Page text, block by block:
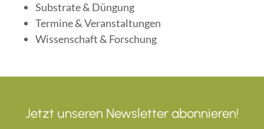
Substrate & Düngung
Termine & Veranstaltungen
Wissenschaft & Forschung
Jetzt unseren Newsletter abonnieren!